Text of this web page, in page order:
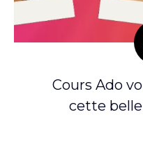
Cours Ado
cette